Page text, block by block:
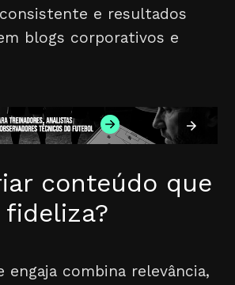
e resultados
blogs corporativos e
conteúdo que
fideliza?
engaja combina relevância,